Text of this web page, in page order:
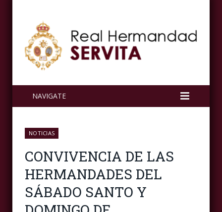
NAVIGATE
NOTICIAS
CONVIVENCIA DE LAS
HERMANDADES DEL
SÁBADO SANTO Y